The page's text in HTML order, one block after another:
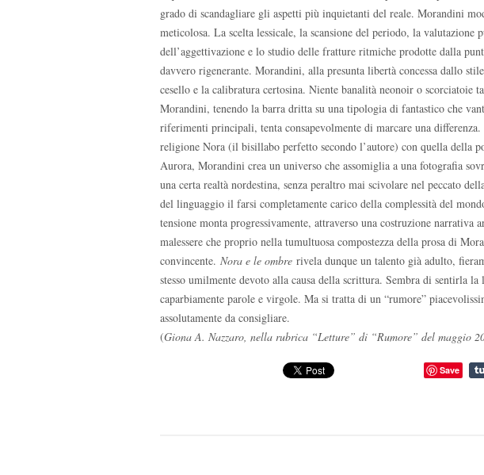
grado di scandagliare gli aspetti più inquietanti del reale. Morandini
meticolosa. La scelta lessicale, la scansione del periodo, la valutazione
dell’aggettivazione e lo studio delle fratture ritmiche prodotte dalla
davvero rigenerante. Morandini, alla presunta libertà concessa dallo
cesello e la calibratura certosina. Niente banalità neonoir o scorciatoie
Morandini, tenendo la barra dritta su una tipologia di fantastico che
riferimenti principali, tenta consapevolmente di marcare una
religione Nora (il bisillabo perfetto secondo l’autore) con quella della
Aurora, Morandini crea un universo che assomiglia a una fotografia
una certa realtà nordestina, senza peraltro mai scivolare nel peccato
del linguaggio il farsi completamente carico della complessità del
tensione monta progressivamente, attraverso una costruzione narrativa
malessere che proprio nella tumultuosa compostezza della prosa di
convincente. Nora e le ombre rivela dunque un talento già adulto,
stesso umilmente devoto alla causa della scrittura. Sembra di sentirla
caparbiamente parole e virgole. Ma si tratta di un “rumore”
assolutamente da consigliare.
(Giona A. Nazzaro, nella rubrica “Letture” di “Rumore” del maggio
Save